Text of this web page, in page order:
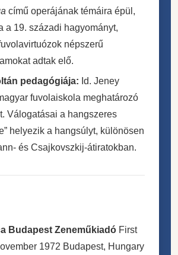
című operájának témáira épül,
a 19. századi hagyományt,
népszerű
adtak elő.
pedagógiája: Id. Jeney
fuvolaiskola meghatározó
Válogatásai a hangszeres
helyezik a hangsúlyt, különösen
és Csajkovszkij-átiratokban.
Budapest Zeneműkiadó First
1972 Budapest, Hungary